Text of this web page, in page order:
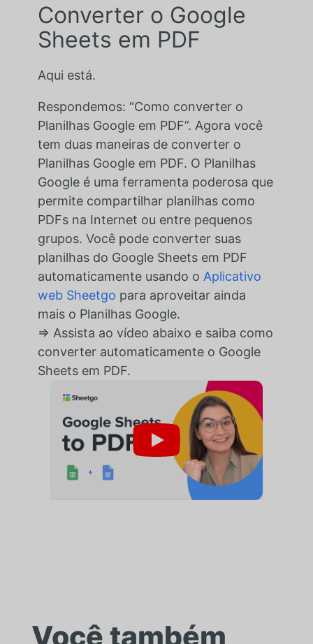
Converter o Google
Sheets em PDF
Aqui está.
Respondemos: “Como converter o
Planilhas Google em PDF”. Agora você
tem duas maneiras de converter o
Planilhas Google em PDF. O Planilhas
Google é uma ferramenta poderosa que
permite compartilhar planilhas como
PDFs na Internet ou entre pequenos
grupos. Você pode converter suas
planilhas do Google Sheets em PDF
automaticamente usando o Aplicativo
web Sheetgo para aproveitar ainda
mais o Planilhas Google.
⇒ Assista ao vídeo abaixo e saiba como
converter automaticamente o Google
Sheets em PDF.
Você também